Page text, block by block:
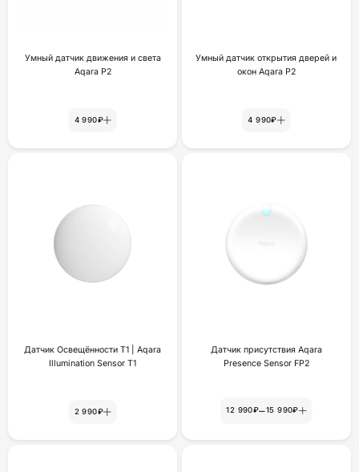
Умный датчик движения и света
Aqara P2
4 990₽
Умный датчик открытия дверей и
окон Aqara P2
4 990₽
Датчик Освещённости Т1 | Aqara
Illumination Sensor T1
2 990₽
Датчик присутствия Aqara
Presence Sensor FP2
12 990₽–15 990₽